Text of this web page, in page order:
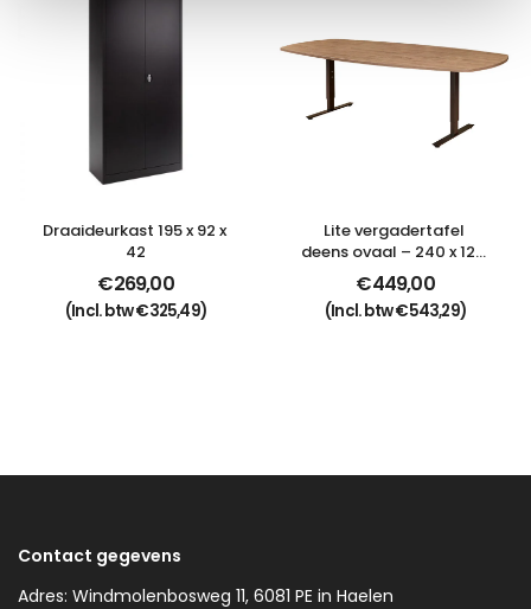
Draaideurkast 195 x 92 x
42
€269,00
(Incl. btw€325,49)
Lite vergadertafel
deens ovaal – 240 x 120
cm
€449,00
(Incl. btw€543,29)
Contact gegevens
Adres: Windmolenbosweg 11, 6081 PE in Haelen